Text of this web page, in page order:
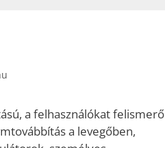
a felhasználókat felismerő
a levegőben,